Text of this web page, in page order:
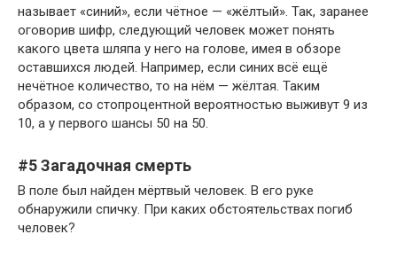
называет «синий», если чётное — «жёлтый». Так, заранее
оговорив шифр, следующий человек может понять
какого цвета шляпа у него на голове, имея в обзоре
оставшихся людей. Например, если синих всё ещё
нечётное количество, то на нём — жёлтая. Таким
образом, со стопроцентной вероятностью выживут 9 из
10, а у первого шансы 50 на 50.
#5 Загадочная смерть
В поле был найден мёртвый человек. В его руке
обнаружили спичку. При каких обстоятельствах погиб
человек?